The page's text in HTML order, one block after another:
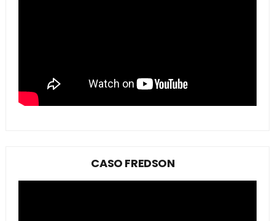
CASO FREDSON